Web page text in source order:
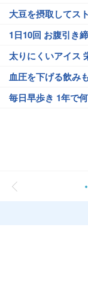
大豆を摂取してス
1日10回 お腹引き
太りにくいアイス
血圧を下げる飲み
毎日早歩き 1年で